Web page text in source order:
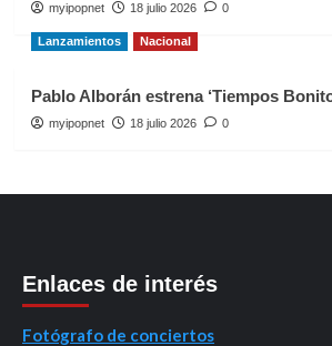
myipopnet 18 julio 2026 0
Lanzamientos Nacional
Pablo Alborán estrena ‘Tiempos
myipopnet 18 julio 2026 0
Enlaces de interés
Fotógrafo de conciertos